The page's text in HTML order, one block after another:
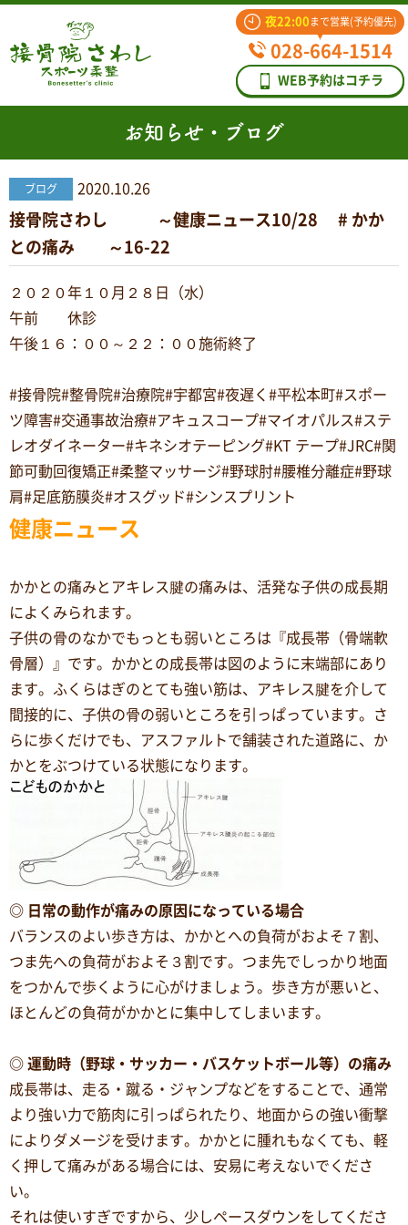
夜22:00 まで営業(予約優先)
028-664-1514
WEB予約はコチラ
お知らせ・ブログ
ブログ 2020.10.26
接骨院さわし ～健康ニュース10/28 # かか
との痛み ～16-22
２０２０年１０月２８日（水）
午前 休診
午後１６：００～２２：００施術終了
#接骨院#整骨院#治療院#宇都宮#夜遅く#平松本町#スポー
ツ障害#交通事故治療#アキュスコープ#マイオパルス#ステ
レオダイネーター#キネシオテーピング#KT テープ#JRC#関
節可動回復矯正#柔整マッサージ#野球肘#腰椎分離症#野球
肩#足底筋膜炎#オスグッド#シンスプリント
健康ニュース
かかとの痛みとアキレス腱の痛みは、活発な子供の成長期
によくみられます。
子供の骨のなかでもっとも弱いところは『成長帯（骨端軟
骨層）』です。かかとの成長帯は図のように末端部にあり
ます。ふくらはぎのとても強い筋は、アキレス腱を介して
間接的に、子供の骨の弱いところを引っぱっています。さ
らに歩くだけでも、アスファルトで舗装された道路に、か
かとをぶつけている状態になります。
◎ 日常の動作が痛みの原因になっている場合
バランスのよい歩き方は、かかとへの負荷がおよそ７割、
つま先への負荷がおよそ３割です。つま先でしっかり地面
をつかんで歩くように心がけましょう。歩き方が悪いと、
ほとんどの負荷がかかとに集中してしまいます。
◎ 運動時（野球・サッカー・バスケットボール等）の痛み
成長帯は、走る・蹴る・ジャンプなどをすることで、通常
より強い力で筋肉に引っぱられたり、地面からの強い衝撃
によりダメージを受けます。かかとに腫れもなくても、軽
く押して痛みがある場合には、安易に考えないでくださ
い。
それは使いすぎですから、少しペースダウンをしてくださ